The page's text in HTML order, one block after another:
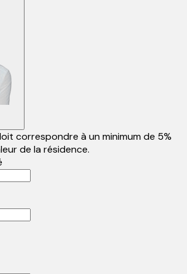
correspondre à un minimum de 5%
de la résidence.